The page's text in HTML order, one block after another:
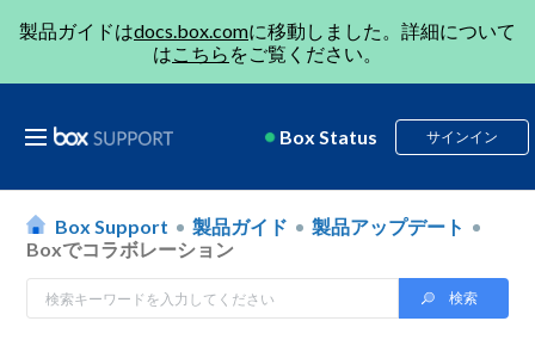
製品ガイドはdocs.box.comに移動しました。詳細について
はこちら をご覧ください。
Box Status サインイン
Box Support 製品ガイド
製品アップデート
Boxでコラボレーション